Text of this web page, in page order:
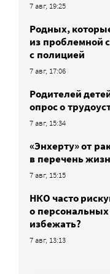
7 авг, 19:25
Родных,
из проблемной
с полицией
7 авг, 17:06
Родителей
опрос о
7 авг, 15:34
«Энхерту» от
в перечень
7 авг, 15:15
НКО часто
о
избежать?
7 авг, 13:13